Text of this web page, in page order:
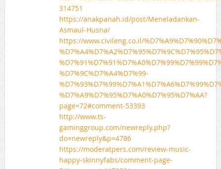
314751
https://anakpanah.id/post/Meneladankan-
Asmaul-Husna/
https://www.civileng.co.il/
%D7%9C%D7%A4%D7%99-
%D7%A9%D7%95%D7%A0%D7%95%D7%AA?
page=72#comment-53393
http://www.ts-
gaminggroup.com/newreply.php?
do=newreply&p=4786
https://moderatpers.com/review-music-
happy-skinnyfabs/comment-page-